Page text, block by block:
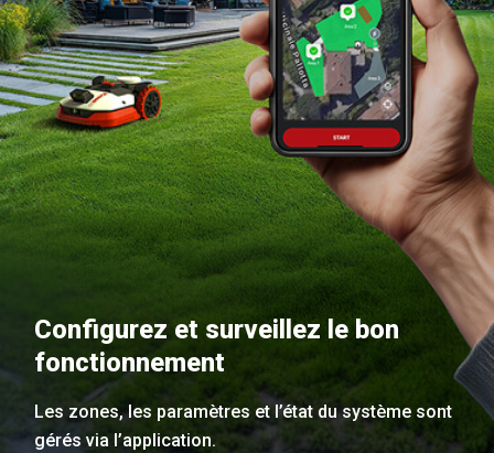
Configurez et surveillez le bon
fonctionnement
Les zones, les paramètres et l’état du système sont
gérés via l’application.